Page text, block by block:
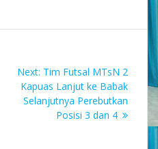
Next: Next
post:
Tim Futsal MTsN 2
Kapuas Lanjut ke Babak
Selanjutnya Perebutkan
Posisi 3 dan 4